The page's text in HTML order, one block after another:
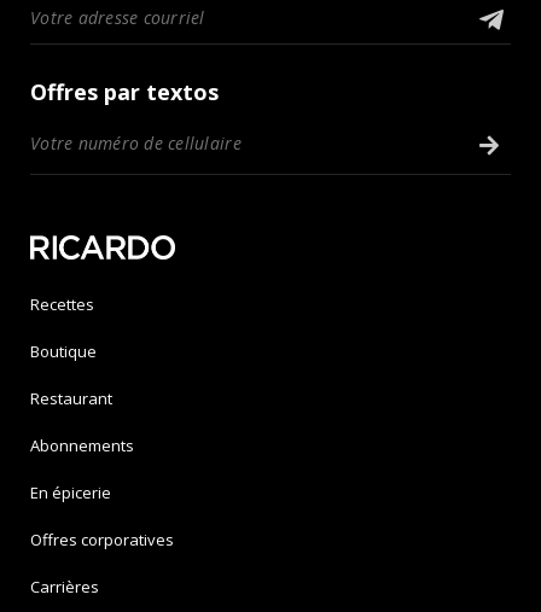
Offres par textos
Recettes
Boutique
Restaurant
Abonnements
En épicerie
Offres corporatives
Carrières